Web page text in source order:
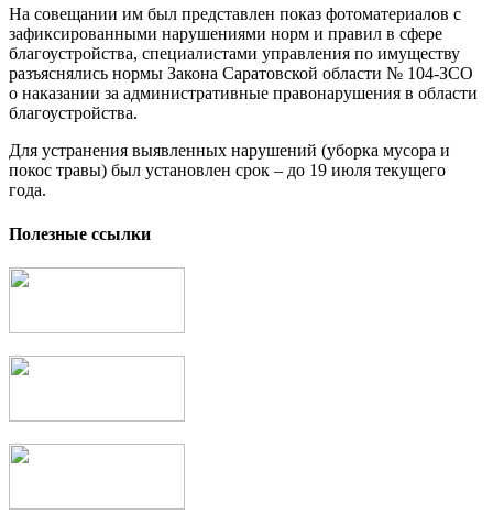
На совещании им был представлен показ фотоматериалов с
зафиксированными нарушениями норм и правил в сфере
благоустройства, специалистами управления по имуществу
разъяснялись нормы Закона Саратовской области № 104-ЗСО
о наказании за административные правонарушения в области
благоустройства.
Для устранения выявленных нарушений (уборка мусора и
покос травы) был установлен срок – до 19 июля текущего
года.
Полезные ссылки